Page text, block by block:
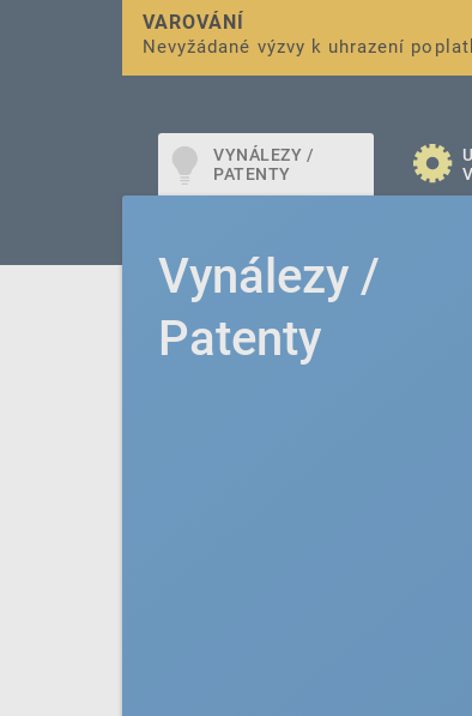
VAROVÁNÍ
Nevyžádané výzvy k uhrazení
Finanční podpora
pro správu duševního vlastnictví
VYNÁLEZY /
PATENTY
Vynálezy /
Patenty